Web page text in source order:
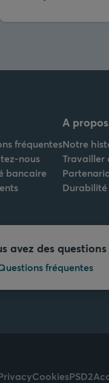
fréquentes
nous
bancaire
A
Notre
Travailler
Durabilité
avez des questions
fréquentes
CookiesPSD2